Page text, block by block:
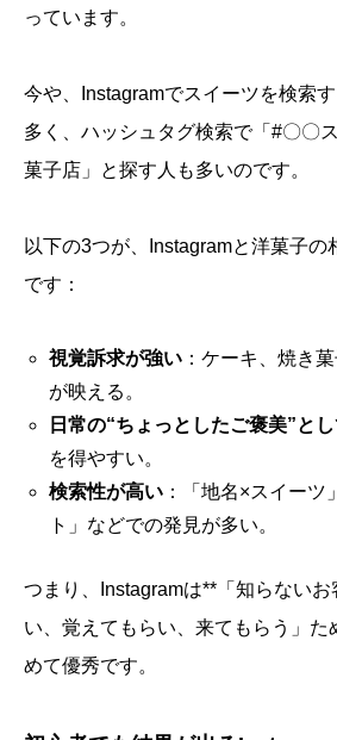
っています。
今や、Instagramでスイーツを検索
多く、ハッシュタグ検索で「#〇〇
菓子店」と探す人も多いのです。
以下の3つが、Instagramと洋菓子の
です：
視覚訴求が強い：ケーキ、焼き
が映える。
日常の“ちょっとしたご褒美”と
を得やすい。
検索性が高い：「地名×スイーツ
ト」などでの発見が多い。
つまり、Instagramは**「知らない
い、覚えてもらい、来てもらう」た
めて優秀です。